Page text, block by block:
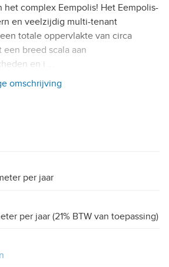
het complex Eempolis! Het Eempolis-
en veelzijdig multi-tenant
totale oppervlakte van circa
breed scala aan
en i …
omschrijving
per jaar
per jaar (21% BTW van toepassing)